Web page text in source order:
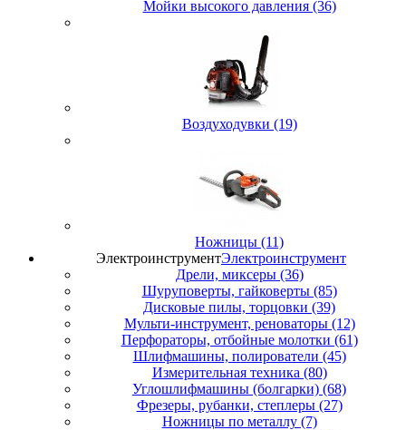
Мойки высокого давления (36)
Воздуходувки (19)
Ножницы (11)
ЭлектроинструментЭлектроинструмент
Дрели, миксеры (36)
Шуруповерты, гайковерты (85)
Дисковые пилы, торцовки (39)
Мульти-инструмент, реноваторы (12)
Перфораторы, отбойные молотки (61)
Шлифмашины, полирователи (45)
Измерительная техника (80)
Углошлифмашины (болгарки) (68)
Фрезеры, рубанки, степлеры (27)
Ножницы по металлу (7)